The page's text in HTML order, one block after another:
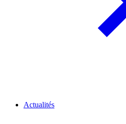
Actualités